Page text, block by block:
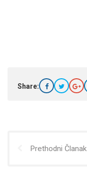
Share:
Prethodni Članak